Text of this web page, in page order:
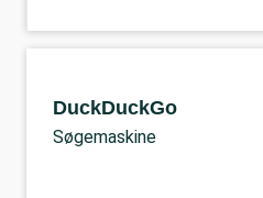
DuckDuckGo
Søgemaskine